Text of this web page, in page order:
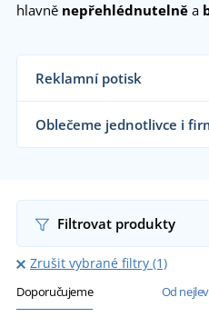
hlavně nepřehlédnutelně a
Reklamní potisk
Na námi dodávaná
motiv dle vašeho
Chci vědět více
Oblečeme jednotlivce i
Filtrovat produkty
Zrušit vybrané filtry (1)
Doporučujeme Od